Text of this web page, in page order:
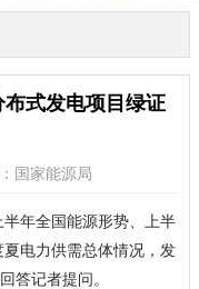
式发电项目绿证
国家能源局
年全国能源形势、上半
电力供需总体情况，发
答记者提问。